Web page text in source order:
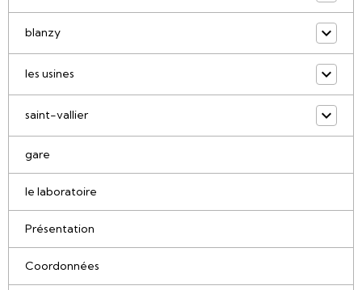
blanzy
les usines
saint-vallier
gare
le laboratoire
Présentation
Coordonnées